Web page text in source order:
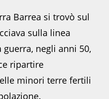
Barrea si trovò sul
sulla linea
negli anni 50,
ripartire
minori terre fertili